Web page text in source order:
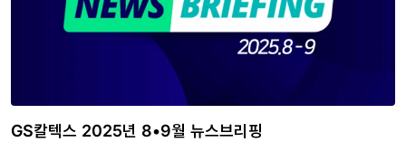
GS칼텍스 2025년 8•9월 뉴스브리핑